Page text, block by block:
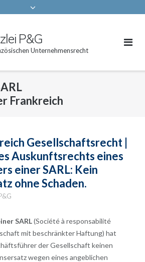
P&G
Unternehmensrecht
Frankreich
Gesellschaftsrecht |
Auskunftsrechts eines
einer SARL: Kein
ohne Schaden.
SARL(Société à responsabilité
mit beschränkter Haftung) hat
der Gesellschaft keinen
wegen eines angeblichen